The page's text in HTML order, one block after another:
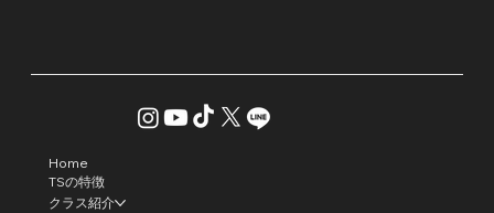
Home
TSの特徴
クラス紹介